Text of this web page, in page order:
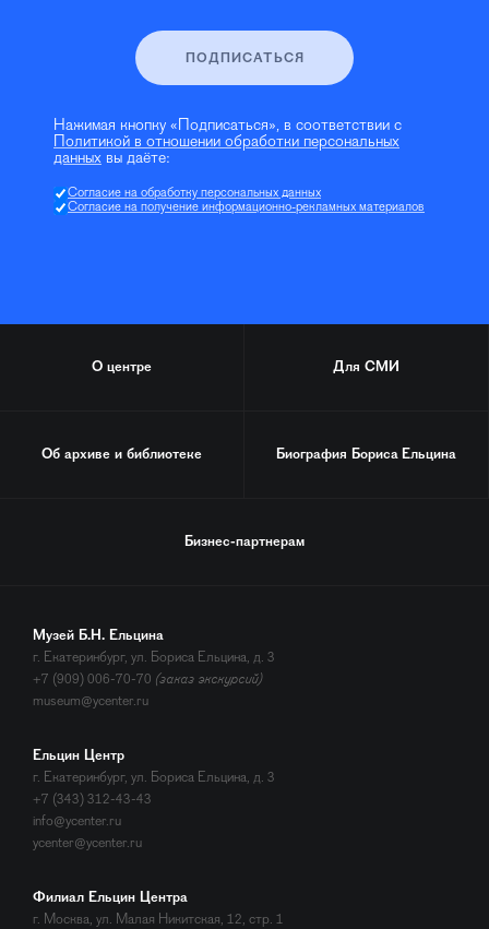
ПОДПИСАТЬСЯ
Нажимая кнопку «Подписаться», в соответствии с
Политикой в отношении обработки персональных
данных вы даёте:
Согласие на обработку персональных данных
Согласие на получение информационно-рекламных материалов
О центре Для СМИ
Об архиве и библиотеке Биография Бориса Ельцина
Бизнес-партнерам
Музей Б.Н. Ельцина
г. Екатеринбург, ул. Бориса Ельцина, д. 3
+7 (909) 006-70-70 (заказ экскурсий)
museum@ycenter.ru
Ельцин Центр
г. Екатеринбург, ул. Бориса Ельцина, д. 3
+7 (343) 312-43-43
info@ycenter.ru
ycenter@ycenter.ru
Филиал Ельцин Центра
г. Москва, ул. Малая Никитская, 12, стр. 1